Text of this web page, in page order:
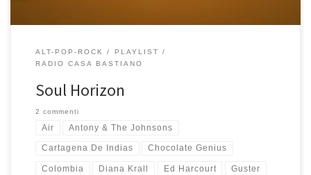
ALT-POP-ROCK
PLAYLIST
RADIO CASA BASTIANO
Soul Horizon
2 commenti
Air Antony & The Johnsons
Cartagena De Indias Chocolate Genius
Colombia Diana Krall Ed Harcourt Guster